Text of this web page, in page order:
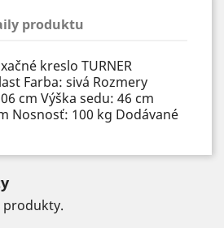
produktu
kreslo TURNER
Farba: sivá Rozmery
cm Výška sedu: 46 cm
Nosnosť: 100 kg Dodávané
produkty.